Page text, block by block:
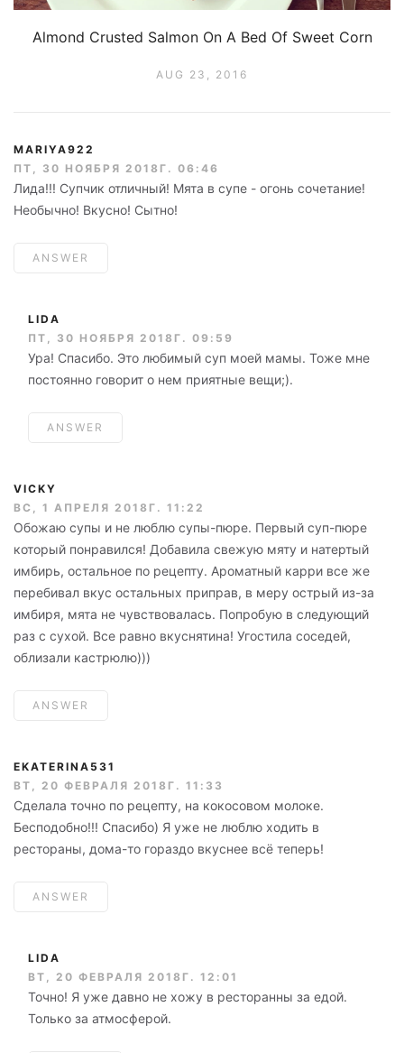
Almond Crusted Salmon On A Bed Of Sweet Corn
AUG 23, 2016
MARIYA922
ПТ, 30 НОЯБРЯ 2018Г. 06:46
Лида!!! Супчик отличный! Мята в супе - огонь сочетание!
Необычно! Вкусно! Сытно!
ANSWER
LIDA
ПТ, 30 НОЯБРЯ 2018Г. 09:59
Ура! Спасибо. Это любимый суп моей мамы. Тоже мне
постоянно говорит о нем приятные вещи;).
ANSWER
VICKY
ВС, 1 АПРЕЛЯ 2018Г. 11:22
Обожаю супы и не люблю супы-пюре. Первый суп-пюре
который понравился! Добавила свежую мяту и натертый
имбирь, остальное по рецепту. Ароматный карри все же
перебивал вкус остальных приправ, в меру острый из-за
имбиря, мята не чувствовалась. Попробую в следующий
раз с сухой. Все равно вкуснятина! Угостила соседей,
облизали кастрюлю)))
ANSWER
EKATERINA531
ВТ, 20 ФЕВРАЛЯ 2018Г. 11:33
Сделала точно по рецепту, на кокосовом молоке.
Бесподобно!!! Спасибо) Я уже не люблю ходить в
рестораны, дома-то гораздо вкуснее всё теперь!
ANSWER
LIDA
ВТ, 20 ФЕВРАЛЯ 2018Г. 12:01
Точно! Я уже давно не хожу в ресторанны за едой.
Только за атмосферой.